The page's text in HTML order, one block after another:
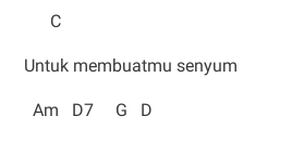
C
Untuk membuatmu senyum
Am D7 G D